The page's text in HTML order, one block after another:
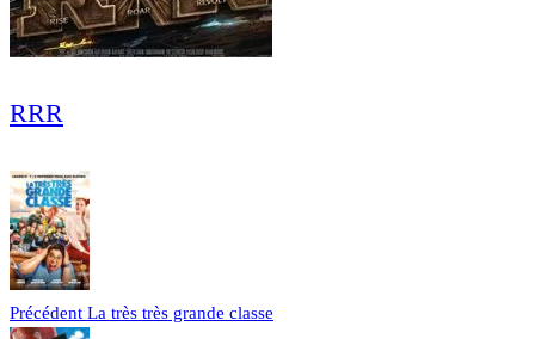
RRR
Précédent La très très grande classe